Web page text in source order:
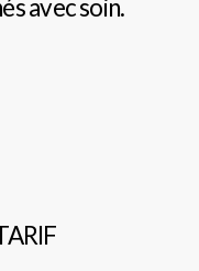
avec soin.